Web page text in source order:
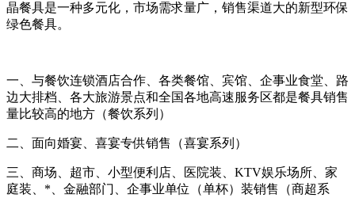
晶餐具是一种多元化，市场需求量广，销售渠道大的新型环保
绿色餐具。
一、与餐饮连锁酒店合作、各类餐馆、宾馆、企事业食堂、路
边大排档、各大旅游景点和全国各地高速服务区都是餐具销售
量比较高的地方（餐饮系列）
二、面向婚宴、喜宴专供销售（喜宴系列）
三、商场、超市、小型便利店、医院装、KTV娱乐场所、家
庭装、*、金融部门、企事业单位（单杯）装销售（商超系